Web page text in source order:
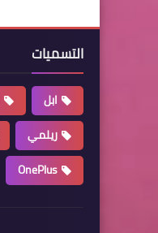
التسميات
ابل
ريلمي
OnePlus